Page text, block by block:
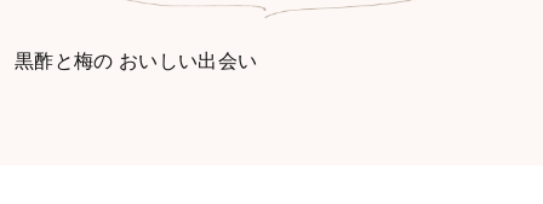
黒酢と梅の おいしい出会い